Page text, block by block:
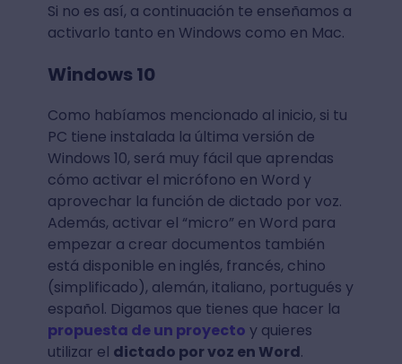
Si no es así, a continuación te enseñamos a
activarlo tanto en Windows como en Mac.
Windows 10
Como habíamos mencionado al inicio, si tu
PC tiene instalada la última versión de
Windows 10, será muy fácil que aprendas
cómo activar el micrófono en Word y
aprovechar la función de dictado por voz.
Además, activar el “micro” en Word para
empezar a crear documentos también
está disponible en inglés, francés, chino
(simplificado), alemán, italiano, portugués y
español. Digamos que tienes que hacer la
propuesta de un proyecto y quieres
utilizar el dictado por voz en Word.